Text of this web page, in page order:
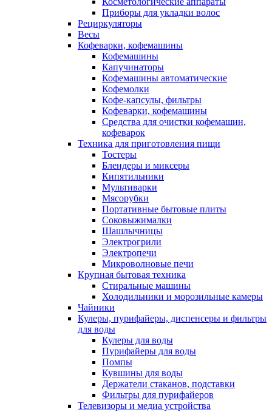
Приборы для укладки волос
Рециркуляторы
Весы
Кофеварки, кофемашины
Кофемашины
Капучинаторы
Кофемашины автоматические
Кофемолки
Кофе-капсулы, фильтры
Кофеварки, кофемашины
Средства для очистки кофемашин,
кофеварок
Техника для приготовления пищи
Тостеры
Блендеры и миксеры
Кипятильники
Мультиварки
Мясорубки
Портативные бытовые плиты
Соковыжималки
Шашлычницы
Электрогрили
Электропечи
Микроволновые печи
Крупная бытовая техника
Стиральные машины
Холодильники и морозильные камеры
Чайники
Кулеры, пурифайеры, диспенсеры и фильтры
для воды
Кулеры для воды
Пурифайеры для воды
Помпы
Кувшины для воды
Держатели стаканов, подставки
Фильтры для пурифайеров
Телевизоры и медиа устройства